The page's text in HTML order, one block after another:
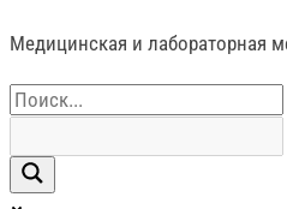
Медицинская и лабораторная